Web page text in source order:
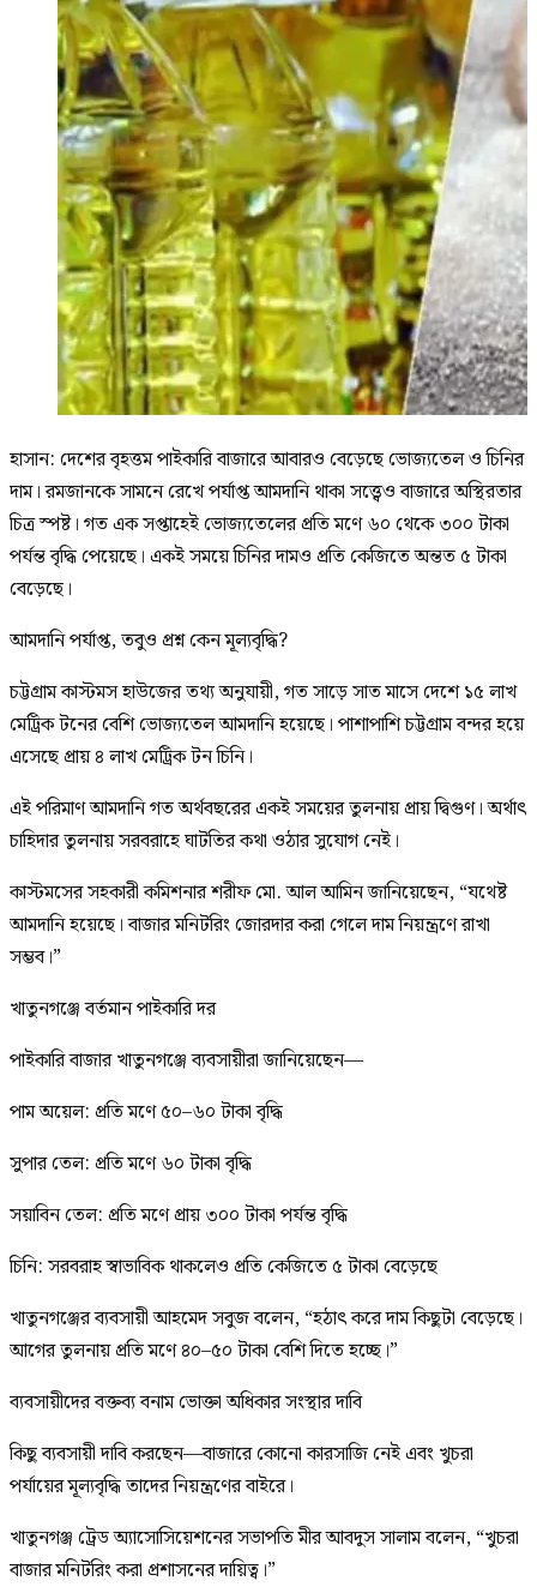
হাসান: দেশের বৃহত্তম পাইকারি বাজারে আবারও বেড়েছে ভোজ্যতেল ও চিনির
দাম। রমজানকে সামনে রেখে পর্যাপ্ত আমদানি থাকা সত্ত্বেও বাজারে অস্থিরতার
চিত্র স্পষ্ট। গত এক সপ্তাহেই ভোজ্যতেলের প্রতি মণে ৬০ থেকে ৩০০ টাকা
পর্যন্ত বৃদ্ধি পেয়েছে। একই সময়ে চিনির দামও প্রতি কেজিতে অন্তত ৫ টাকা
বেড়েছে।
আমদানি পর্যাপ্ত, তবুও প্রশ্ন কেন মূল্যবৃদ্ধি?
চট্টগ্রাম কাস্টমস হাউজের তথ্য অনুযায়ী, গত সাড়ে সাত মাসে দেশে ১৫ লাখ
মেট্রিক টনের বেশি ভোজ্যতেল আমদানি হয়েছে। পাশাপাশি চট্টগ্রাম বন্দর হয়ে
এসেছে প্রায় ৪ লাখ মেট্রিক টন চিনি।
এই পরিমাণ আমদানি গত অর্থবছরের একই সময়ের তুলনায় প্রায় দ্বিগুণ। অর্থাৎ
চাহিদার তুলনায় সরবরাহে ঘাটতির কথা ওঠার সুযোগ নেই।
কাস্টমসের সহকারী কমিশনার শরীফ মো. আল আমিন জানিয়েছেন, “যথেষ্ট
আমদানি হয়েছে। বাজার মনিটরিং জোরদার করা গেলে দাম নিয়ন্ত্রণে রাখা
সম্ভব।”
খাতুনগঞ্জে বর্তমান পাইকারি দর
পাইকারি বাজার খাতুনগঞ্জে ব্যবসায়ীরা জানিয়েছেন—
পাম অয়েল: প্রতি মণে ৫০–৬০ টাকা বৃদ্ধি
সুপার তেল: প্রতি মণে ৬০ টাকা বৃদ্ধি
সয়াবিন তেল: প্রতি মণে প্রায় ৩০০ টাকা পর্যন্ত বৃদ্ধি
চিনি: সরবরাহ স্বাভাবিক থাকলেও প্রতি কেজিতে ৫ টাকা বেড়েছে
খাতুনগঞ্জের ব্যবসায়ী আহমেদ সবুজ বলেন, “হঠাৎ করে দাম কিছুটা বেড়েছে।
আগের তুলনায় প্রতি মণে ৪০–৫০ টাকা বেশি দিতে হচ্ছে।”
ব্যবসায়ীদের বক্তব্য বনাম ভোক্তা অধিকার সংস্থার দাবি
কিছু ব্যবসায়ী দাবি করছেন—বাজারে কোনো কারসাজি নেই এবং খুচরা
পর্যায়ের মূল্যবৃদ্ধি তাদের নিয়ন্ত্রণের বাইরে।
খাতুনগঞ্জ ট্রেড অ্যাসোসিয়েশনের সভাপতি মীর আবদুস সালাম বলেন, “খুচরা
বাজার মনিটরিং করা প্রশাসনের দায়িত্ব।”